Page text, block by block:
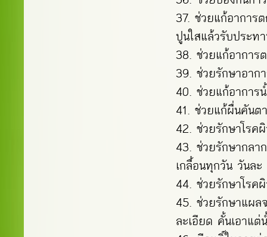
ช่วยแก้อาการ
ปูนใสแล้วรับประท
ช่วยแก้อาการ
ช่วยรักษาอาก
ช่วยแก้อาการ
ช่วยแก้ผื่นคันต
ช่วยรักษาโร
ช่วยรักษากลา
เกลื้อนทุกวัน วันล
ช่วยรักษาโรค
ช่วยรักษาแผล
ละเอียด คั้นเอาแ